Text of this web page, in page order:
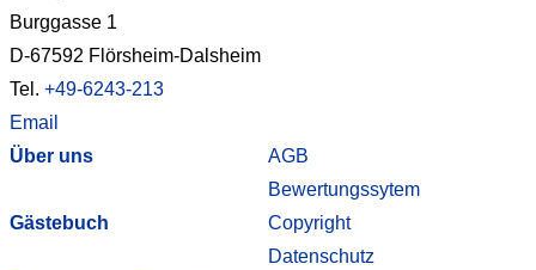
Burggasse 1
D-67592 Flörsheim-Dalsheim
Tel. +49-6243-213
Email
Über uns
Gästebuch
AGB
Bewertungssytem
Copyright
Datenschutz